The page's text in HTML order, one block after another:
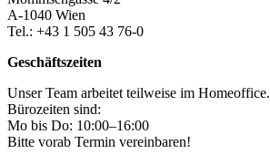
A-1040 Wien
Tel.: +43 1 505 43 76-0
Geschäftszeiten
Unser Team arbeitet teilweise im Homeoffice.
Bürozeiten sind:
Mo bis Do: 10:00–16:00
Bitte vorab Termin vereinbaren!